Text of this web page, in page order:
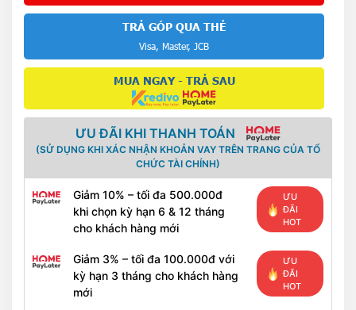
TRẢ GÓP QUA THẺ
Visa, Master, JCB
MUA NGAY - TRẢ SAU
ƯU ĐÃI KHI THANH TOÁN
(SỬ DỤNG KHI XÁC NHẬN KHOẢN VAY TRÊN TRANG CỦA TỔ
CHỨC TÀI CHÍNH)
Giảm 10% – tối đa 500.000đ
khi chọn kỳ hạn 6 & 12 tháng
cho khách hàng mới
ƯU
ĐÃI
HOT
Giảm 3% – tối đa 100.000đ với
kỳ hạn 3 tháng cho khách hàng
mới
ƯU
ĐÃI
HOT